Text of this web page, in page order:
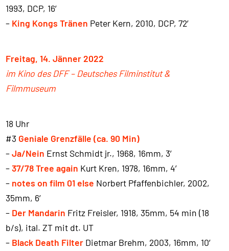
1993, DCP, 16′
– King Kongs Tränen Peter Kern, 2010, DCP, 72′
Freitag, 14. Jänner 2022
im Kino des DFF – Deutsches Filminstitut &
Filmmuseum
18 Uhr
#3 Geniale Grenzfälle (ca. 90 Min)
–Ja/Nein Ernst Schmidt jr., 1968, 16mm, 3′
–37/78 Tree again Kurt Kren, 1978, 16mm, 4′
– notes on film 01 else Norbert Pfaffenbichler, 2002,
35mm, 6′
– Der Mandarin Fritz Freisler, 1918, 35mm, 54 min (18
b/s), ital. ZT mit dt. UT
– Black Death Filter Dietmar Brehm, 2003, 16mm, 10′